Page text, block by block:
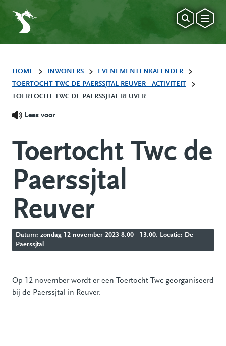
HOME INWONERS
EVENEMENTENKALENDER
TOERTOCHT TWC DE PAERSSJTAL REUVER - ACTIVITEIT
TOERTOCHT TWC DE PAERSSJTAL REUVER
Lees voor
Toertocht Twc de
Paerssjtal
Reuver
Datum: zondag 12 november 2023 8.00 - 13.00. Locatie: De
Paerssjtal
Op 12 november wordt er een Toertocht Twc georganiseerd
bij de Paerssjtal in Reuver.